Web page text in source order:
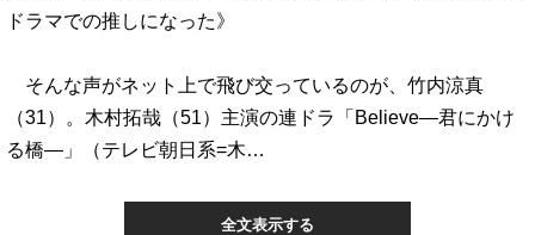
ドラマでの推しになった》
そんな声がネット上で飛び交っているのが、竹内涼真
（31）。木村拓哉（51）主演の連ドラ「Believe―君にかけ
る橋―」（テレビ朝日系=木…
全文表示する